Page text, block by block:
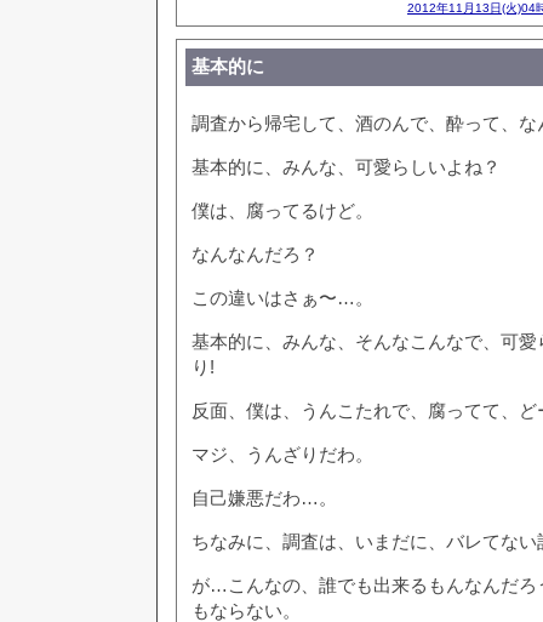
2012年11月13日(火)04
基本的に
調査から帰宅して、酒のんで、酔って、
基本的に、みんな、可愛らしいよね？
僕は、腐ってるけど。
なんなんだろ？
この違いはさぁ〜…。
基本的に、みんな、そんなこんなで、可
り!
反面、僕は、うんこたれで、腐ってて、
マジ、うんざりだわ。
自己嫌悪だわ…。
ちなみに、調査は、いまだに、バレてな
が…こんなの、誰でも出来るもんなんだろ
もならない。